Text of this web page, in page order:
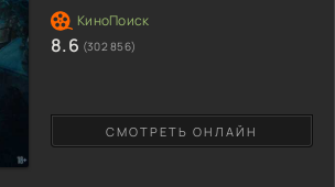
СМОТРЕТЬ ОНЛАЙН
8.6 (302 856)